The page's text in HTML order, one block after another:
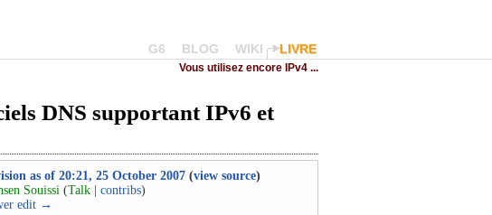
G6 BLOG WIKI LIVRE
Vous utilisez encore IPv4 ...
DNS supportant IPv6 et
as of 20:21, 25 October 2007 (view source)
Souissi (Talk contribs)
edit →